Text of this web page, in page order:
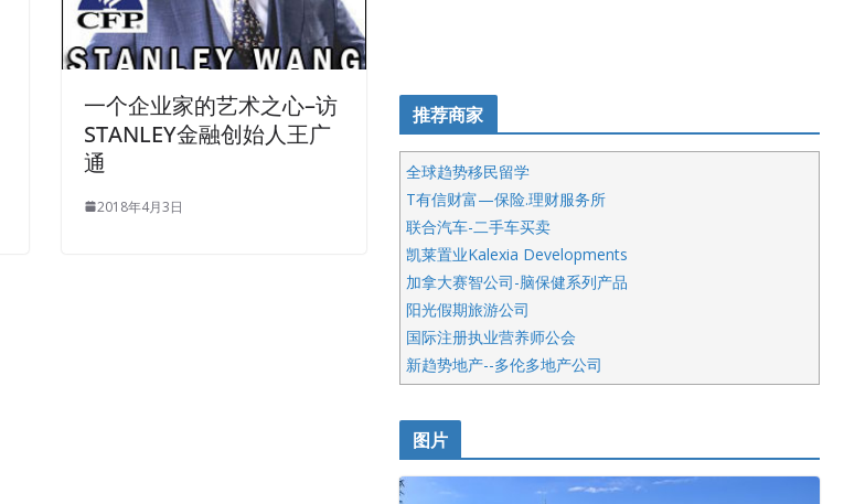
一个企业家的艺术之心–访
STANLEY金融创始人王广
通
2018年4月3日
推荐商家
全球趋势移民留学
T有信财富—保险.理财服务所
联合汽车-二手车买卖
凯莱置业Kalexia Developments
加拿大赛智公司-脑保健系列产品
阳光假期旅游公司
国际注册执业营养师公会
新趋势地产--多伦多地产公司
呱呱电器
开明车行KS CAR SALES & SERVICE
健健宝公司
皇后金融集团
图片